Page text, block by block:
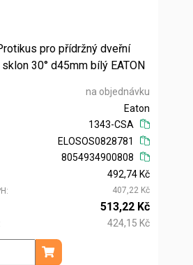
pro přídržný dveřní
30° d45mm bílý EATON
na objednávku
Eaton
1343-CSA
ELOSOS0828781
8054934900808
492,74 Kč
407,22 Kč
513,22 Kč
424,15 Kč
ks
Přidat do košíku